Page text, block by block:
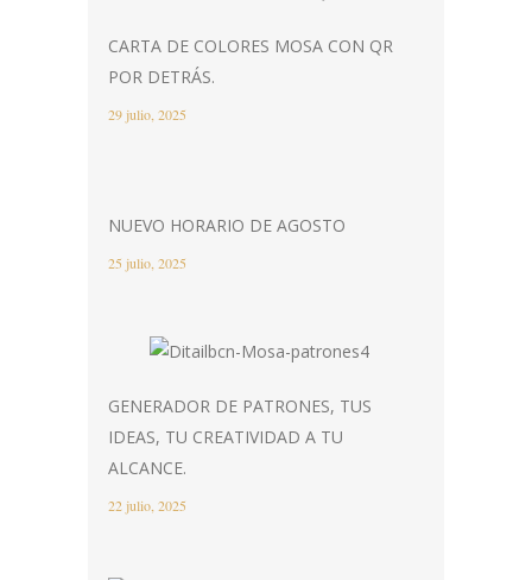
CARTA DE COLORES MOSA CON QR
POR DETRÁS.
29 julio, 2025
NUEVO HORARIO DE AGOSTO
25 julio, 2025
GENERADOR DE PATRONES, TUS
IDEAS, TU CREATIVIDAD A TU
ALCANCE.
22 julio, 2025